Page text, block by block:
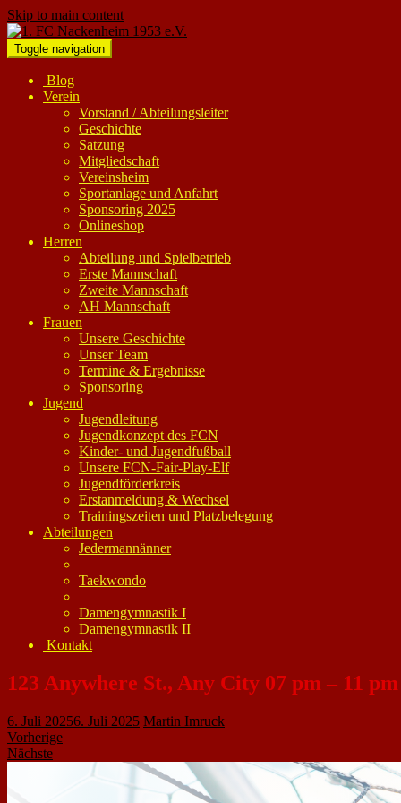
Skip to main content
Toggle navigation
Blog
Verein
Vorstand / Abteilungsleiter
Geschichte
Satzung
Mitgliedschaft
Vereinsheim
Sportanlage und Anfahrt
Sponsoring 2025
Onlineshop
Herren
Abteilung und Spielbetrieb
Erste Mannschaft
Zweite Mannschaft
AH Mannschaft
Frauen
Unsere Geschichte
Unser Team
Termine & Ergebnisse
Sponsoring
Jugend
Jugendleitung
Jugendkonzept des FCN
Kinder- und Jugendfußball
Unsere FCN-Fair-Play-Elf
Jugendförderkreis
Erstanmeldung & Wechsel
Trainingszeiten und Platzbelegung
Abteilungen
Jedermannänner
Taekwondo
Damengymnastik I
Damengymnastik II
Kontakt
123 Anywhere St., Any City 07 pm – 11 pm
6. Juli 20256. Juli 2025 Martin Imruck
Vorherige
Nächste